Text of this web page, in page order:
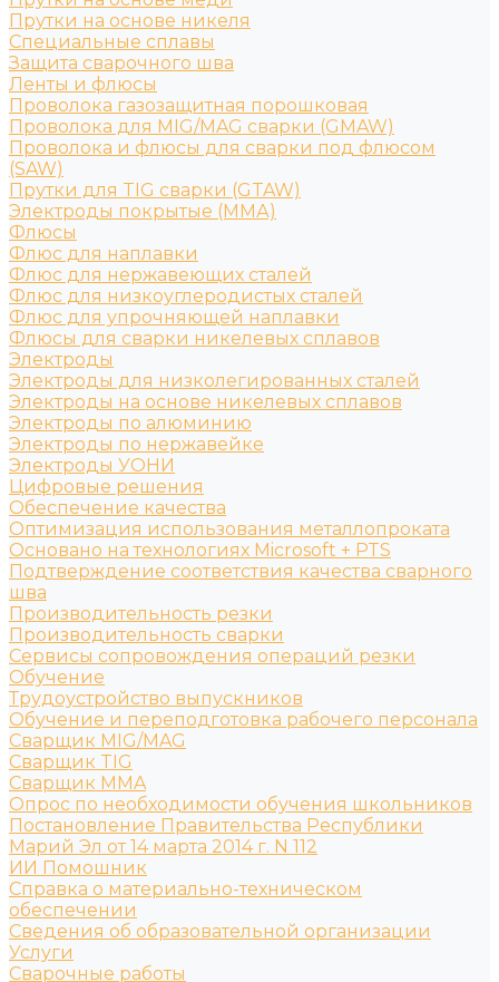
Прутки на основе никеля
Специальные сплавы
Защита сварочного шва
Ленты и флюсы
Проволока газозащитная порошковая
Проволока для MIG/MAG сварки (GMAW)
Проволока и флюсы для сварки под флюсом
(SAW)
Прутки для TIG сварки (GTAW)
Электроды покрытые (ММА)
Флюсы
Флюс для наплавки
Флюс для нержавеющих сталей
Флюс для низкоуглеродистых сталей
Флюс для упрочняющей наплавки
Флюсы для сварки никелевых сплавов
Электроды
Электроды для низколегированных сталей
Электроды на основе никелевых сплавов
Электроды по алюминию
Электроды по нержавейке
Электроды УОНИ
Цифровые решения
Обеспечение качества
Оптимизация использования металлопроката
Основано на технологиях Microsoft + PTS
Подтверждение соответствия качества сварного
шва
Производительность резки
Производительность сварки
Сервисы сопровождения операций резки
Обучение
Трудоустройство выпускников
Обучение и переподготовка рабочего персонала
Сварщик MIG/MAG
Сварщик TIG
Сварщик MMA
Опрос по необходимости обучения школьников
Постановление Правительства Республики
Марий Эл от 14 марта 2014 г. N 112
ИИ Помошник
Справка о материально-техническом
обеспечении
Сведения об образовательной организации
Услуги
Сварочные работы